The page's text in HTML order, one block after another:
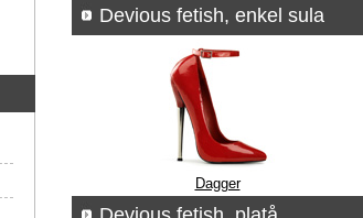
Devious fetish, enkel sula
Dagger